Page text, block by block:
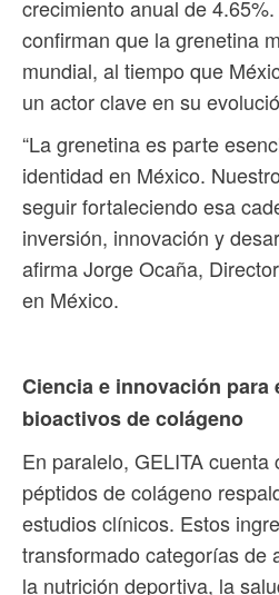
crecimiento anual de
confirman que la grenetina
mundial, al tiempo que
un actor clave en su
“La grenetina es parte
identidad en México.
seguir fortaleciendo esa
inversión, innovación y
afirma Jorge Ocaña,
en México.
Ciencia e innovación
bioactivos de colágeno
En paralelo, GELITA
péptidos de colágeno
estudios clínicos. Estos
transformado categorías de
la nutrición deportiva, la